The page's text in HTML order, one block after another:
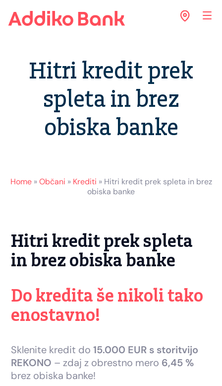
Hitri kredit prek
spleta in brez
obiska banke
Home»Občani » Krediti » Hitri kredit prek spleta in brez
obiska banke
Hitri kredit prek spleta
in brez obiska banke
Do kredita še nikoli tako
enostavno!
Sklenite kredit do15.000 EUR s storitvijo
REKONO – zdaj z obrestno mero 6,45 %
brez obiska banke!